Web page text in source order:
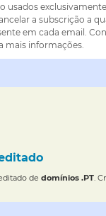
usados
a subscrição a
em cada email.
mais informações.
de domínios .PT .